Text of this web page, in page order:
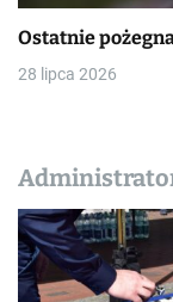
Ostatnie
28 lipca 2026